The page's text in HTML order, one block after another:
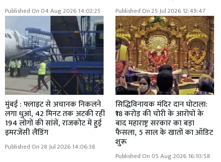
Published On 04 Aug 2026 14:02:25 Published On 25 Jul 2026 12:49:47
मुंबई : फ्लाइट से अचानक निकलने
लगा धुआं, 42 मिनट तक अटकी रहीं
194 लोगों की सांसें, राजकोट में हुई
इमरजेंसी लैंडिंग
Published On 28 Jul 2026 14:06:38
सिद्धिविनायक मंदिर दान घोटाला:
₹18 करोड़ की चोरी के आरोपों के
बाद महाराष्ट्र सरकार का बड़ा
फैसला, 5 साल के खातों का ऑडिट
शुरू
Published On 05 Aug 2026 16:10:58